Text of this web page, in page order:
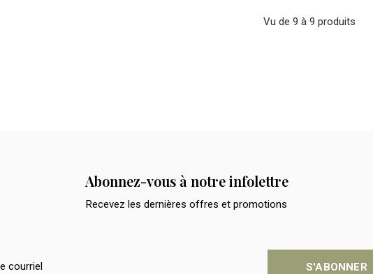
Vu de 9 à 9 produits
Abonnez-vous à notre infolettre
Recevez les dernières offres et promotions
S'ABONNER